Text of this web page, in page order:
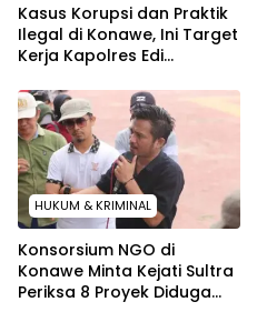
Kasus Korupsi dan Praktik
Ilegal di Konawe, Ini Target
Kerja Kapolres Edi
HUKUM & KRIMINAL
Konsorsium NGO di
Konawe Minta Kejati Sultra
Periksa 8 Proyek Diduga